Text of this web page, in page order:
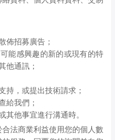
佈招募廣告；
能感興趣的新的或現有的特
他通訊；
持，或提出技術請求；
給我們；
他事宜進行溝通時。
法商業利益使用您的個人數